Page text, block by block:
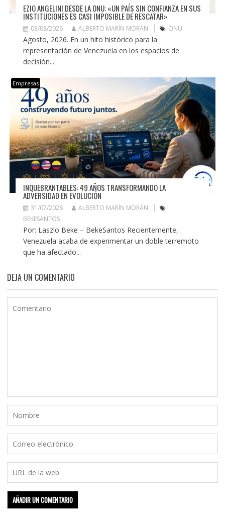
EZIO ANGELINI DESDE LA ONU: «UN PAÍS SIN CONFIANZA EN SUS
INSTITUCIONES ES CASI IMPOSIBLE DE RESCATAR»
03/08/2026 ALBERTO MARÍN MORÁN ONU
Agosto, 2026. En un hito histórico para la
representación de Venezuela en los espacios de
decisión...
Empresas
INQUEBRANTABLES: 49 AÑOS TRANSFORMANDO LA
ADVERSIDAD EN EVOLUCIÓN
31/07/2026
ALBERTO MARÍN MORÁN
BEKESANTOS
Por: Laszlo Beke – BekeSantos Recientemente,
Venezuela acaba de experimentar un doble terremoto
que ha afectado...
DEJA UN COMENTARIO